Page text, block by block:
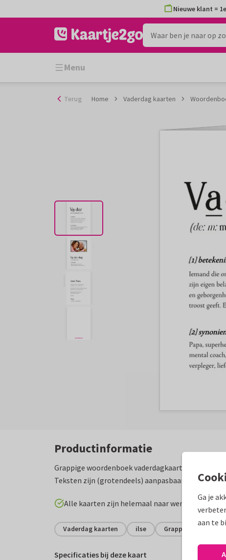
naar
Nieuwe klant =
Menu
Terug Home Vaderdag kaarten
Productinformatie
Grappige woordenboek vaderdagkaart met
Teksten zijn (grotendeels) aanpasbaar. Ook leuk
Alle kaarten zijn helemaal naar wens aan te
Vaderdag kaarten ilse Grappig
Specificaties bij deze kaart
Ga je
aan te